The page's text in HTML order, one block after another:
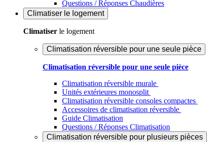
Questions / Réponses Chaudières
Climatiser le logement
Climatiser le logement
Climatisation réversible pour une seule pièce
Climatisation réversible pour une seule pièce
Climatisation réversible murale
Unités extérieures monosplit
Climatisation réversible consoles compactes
Accessoires de climatisation réversible
Guide Climatisation
Questions / Réponses Climatisation
Climatisation réversible pour plusieurs pièces